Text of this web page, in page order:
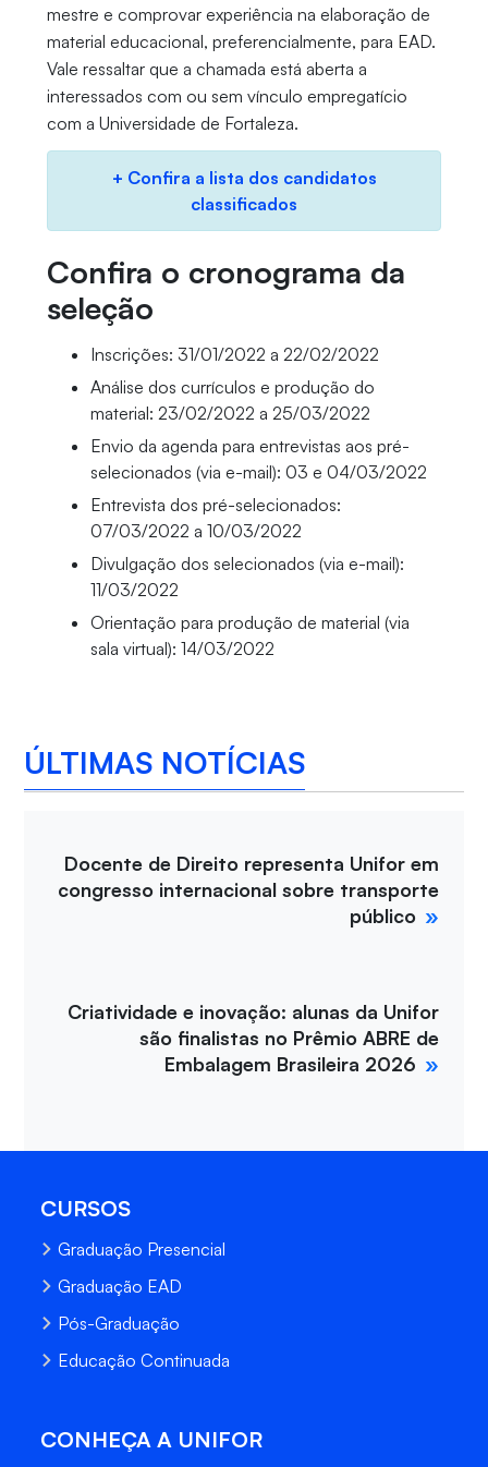
mestre e comprovar experiência na elaboração de
material educacional, preferencialmente, para EAD.
Vale ressaltar que a chamada está aberta a
interessados com ou sem vínculo empregatício
com a Universidade de Fortaleza.
+ Confira a lista dos candidatos
classificados
Confira o cronograma da
seleção
Inscrições: 31/01/2022 a 22/02/2022
Análise dos currículos e produção do
material: 23/02/2022 a 25/03/2022
Envio da agenda para entrevistas aos pré-
selecionados (via e-mail): 03 e 04/03/2022
Entrevista dos pré-selecionados:
07/03/2022 a 10/03/2022
Divulgação dos selecionados (via e-mail):
11/03/2022
Orientação para produção de material (via
sala virtual): 14/03/2022
ÚLTIMAS NOTÍCIAS
Docente de Direito representa Unifor em
congresso internacional sobre transporte
público
Criatividade e inovação: alunas da Unifor
são finalistas no Prêmio ABRE de
Embalagem Brasileira 2026
CURSOS
Graduação Presencial
Graduação EAD
Pós-Graduação
Educação Continuada
CONHEÇA A UNIFOR